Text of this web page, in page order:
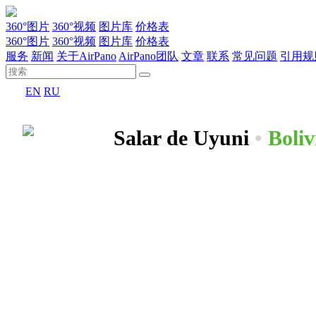
360°图片 360°视频 图片库 价格表
360°图片 360°视频 图片库 价格表
服务 新闻 关于AirPano AirPano团队 文章 联系 常见问题 引用
EN RU
Salar de Uyuni •